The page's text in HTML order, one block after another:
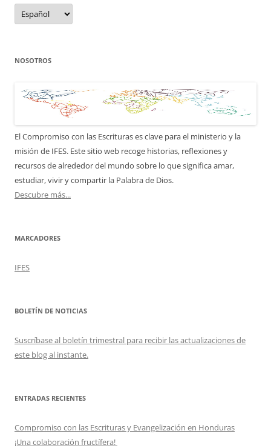
el
idioma
del
NOSOTROS
El Compromiso con las Escrituras es clave para el ministerio y la
misión de IFES. Este sitio web recoge historias, reflexiones y
recursos de alrededor del mundo sobre lo que significa amar,
estudiar, vivir y compartir la Palabra de Dios.
Descubre más...
MARCADORES
IFES
BOLETÍN DE NOTICIAS
Suscríbase al boletín trimestral para recibir las actualizaciones de
este blog al instante.
ENTRADAS RECIENTES
Compromiso con las Escrituras y Evangelización en Honduras
¡Una colaboración fructífera!